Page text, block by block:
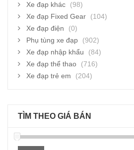
Xe đạp khác
(98)
Xe đạp Fixed Gear
(104)
Xe đạp điện
(0)
Phụ tùng xe đạp
(902)
Xe đạp nhập khẩu
(84)
Xe đạp thể thao
(716)
Xe đạp trẻ em
(204)
TÌM THEO GIÁ BÁN